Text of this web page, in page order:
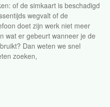
of de simkaart is beschadigd
wegvalt of de
doet zijn werk niet meer
wat er gebeurt wanneer je de
Dan weten we snel
zoeken,